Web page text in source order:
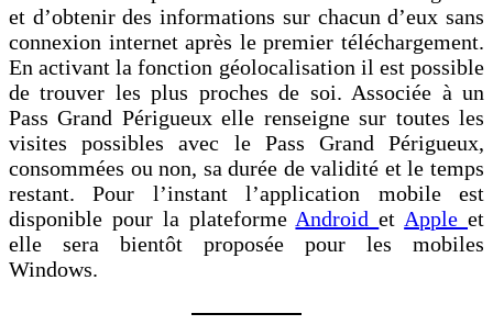
et d’obtenir des informations sur chacun d’eux sans
connexion internet après le premier téléchargement.
En activant la fonction géolocalisation il est possible
de trouver les plus proches de soi. Associée à un
Pass Grand Périgueux elle renseigne sur toutes les
visites possibles avec le Pass Grand Périgueux,
consommées ou non, sa durée de validité et le temps
restant. Pour l’instant l’application mobile est
disponible pour la plateforme Androidet Appleet
elle sera bientôt proposée pour les mobiles
Windows.